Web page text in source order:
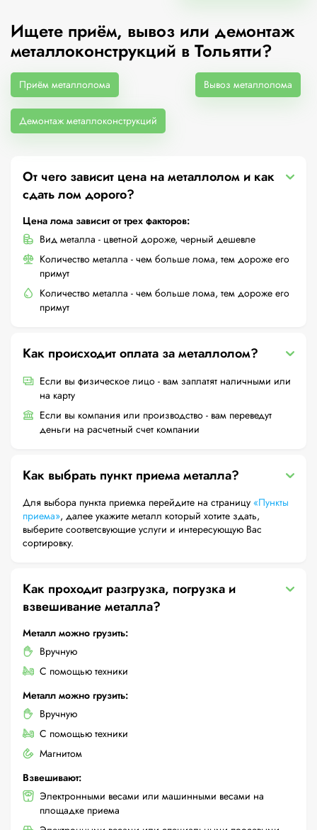
Ищете приём, вывоз или демонтаж
металлоконструкций в Тольятти?
Приём металлолома Вывоз металлолома
Демонтаж металлоконструкций
От чего зависит цена на металлолом и как
сдать лом дорого?
Цена лома зависит от трех факторов:
Вид металла - цветной дороже, черный дешевле
Количество металла - чем больше лома, тем дороже его
примут
Количество металла - чем больше лома, тем дороже его
примут
Как происходит оплата за металлолом?
Если вы физическое лицо - вам заплатят наличными или
на карту
Если вы компания или производство - вам переведут
деньги на расчетный счет компании
Как выбрать пункт приема металла?
Для выбора пункта приемка перейдите на страницу «Пункты
приема», далее укажите металл который хотите здать,
выберите соответсвующие услуги и интересующую Вас
сортировку.
Как проходит разгрузка, погрузка и
взвешивание металла?
Металл можно грузить:
Вручную
С помощью техники
Металл можно грузить:
Вручную
С помощью техники
Магнитом
Взвешивают:
Электронными весами или машинными весами на
площадке приема